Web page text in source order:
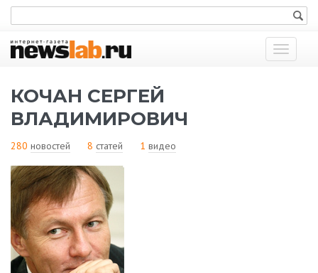
Показать
меню
КОЧАН СЕРГЕЙ
ВЛАДИМИРОВИЧ
280 новостей 8 статей 1 видео